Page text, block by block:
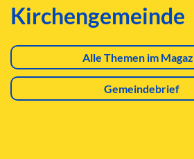
Kirchengemeinde
Alle Themen im
Gemeindebrief